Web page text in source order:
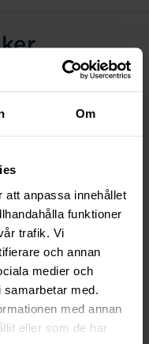
Om
att anpassa innehållet
funktioner
trafik. Vi
och annan
medier och
med.
med annan
eller som de har